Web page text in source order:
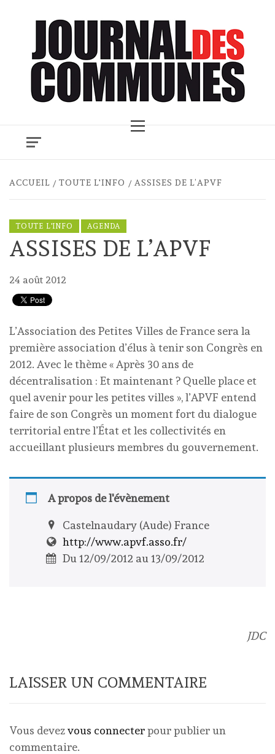
Menu
ACCUEIL TOUTE L'INFO ASSISES DE L’APVF
TOUTE L'INFO AGENDA
ASSISES DE L’APVF
24 août 2012
L’Association des Petites Villes de France sera la
première association d’élus à tenir son Congrès en
2012. Avec le thème « Après 30 ans de
décentralisation : Et maintenant ? Quelle place et
quel avenir pour les petites villes », l’APVF entend
faire de son Congrès un moment fort du dialogue
territorial entre l’État et les collectivités en
accueillant plusieurs membres du gouvernement.
A propos de l'évènement
Castelnaudary (Aude) France
http://www.apvf.asso.fr/
Du 12/09/2012 au 13/09/2012
JDC
LAISSER UN COMMENTAIRE
Vous devezvous connecterpour publier un
commentaire.